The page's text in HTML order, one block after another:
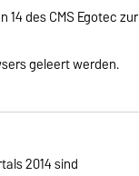
des CMS Egotec zur
geleert werden.
2014 sind